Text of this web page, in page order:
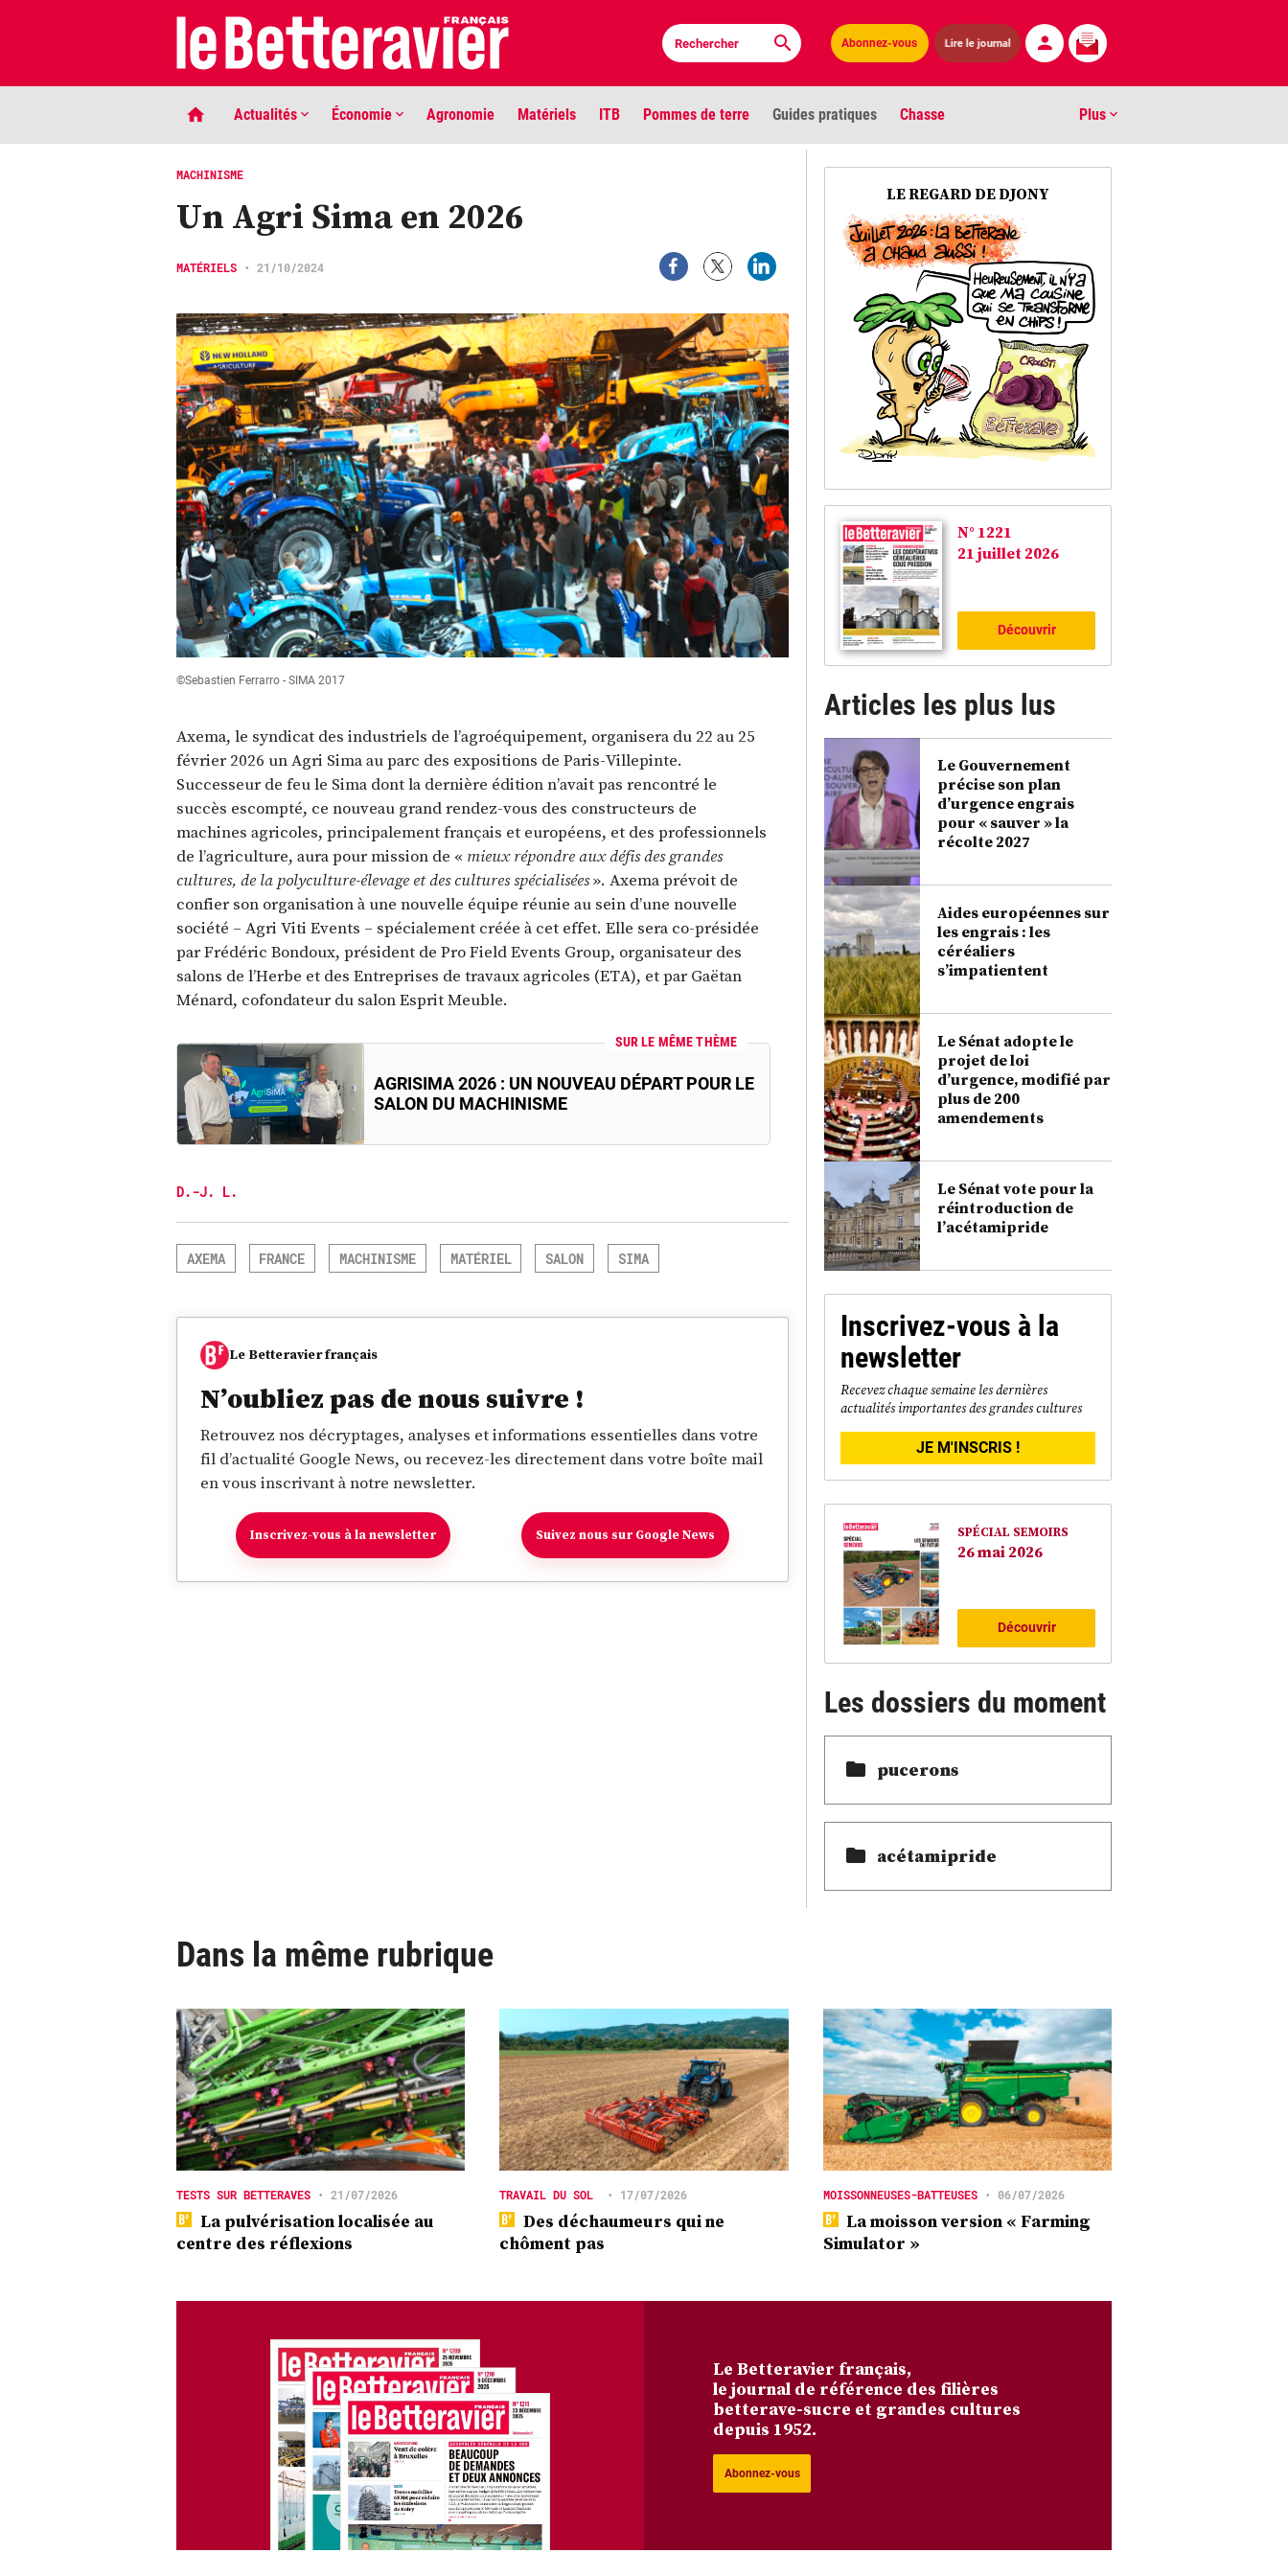
Abonnez-vous Lire le journal
Actualités Économie Agronomie Matériels ITB Pommes de terre Guides pratiques Chasse Plus
LIGNE DE MIRE
Phaco quand tu nous tiens …
LIGNE DE MIRE
Les louvetiers devant le Parlement
PLUS
Anciens numéros
Biocarburants
Environnement
Vidéos
Contact
MACHINISME
Un Agri Sima en 2026
MATÉRIELS • 21/10/2024
©Sebastien Ferrarro - SIMA 2017
Axema, le syndicat des industriels de l’agroéquipement, organisera du 22 au 25
février 2026 un Agri Sima au parc des expositions de Paris-Villepinte.
Successeur de feu le Sima dont la dernière édition n’avait pas rencontré le
succès escompté, ce nouveau grand rendez-vous des constructeurs de
machines agricoles, principalement français et européens, et des professionnels
de l’agriculture, aura pour mission de « mieux répondre aux défis des grandes
cultures, de la polyculture-élevage et des cultures spécialisées». Axema prévoit de
confier son organisation à une nouvelle équipe réunie au sein d’une nouvelle
société – Agri Viti Events – spécialement créée à cet effet. Elle sera co-présidée
par Frédéric Bondoux, président de Pro Field Events Group, organisateur des
salons de l’Herbe et des Entreprises de travaux agricoles (ETA), et par Gaëtan
Ménard, cofondateur du salon Esprit Meuble.
SUR LE MÊME THÈME
AGRISIMA 2026 : UN NOUVEAU DÉPART POUR LE
SALON DU MACHINISME
D.-J. L.
AXEMA FRANCE MACHINISME MATÉRIEL SALON SIMA
Le Betteravier français
N’oubliez pas de nous suivre !
Retrouvez nos décryptages, analyses et informations essentielles dans votre
fil d’actualité Google News, ou recevez-les directement dans votre boîte mail
en vous inscrivant à notre newsletter.
Inscrivez-vous à la newsletter Suivez nous sur Google News
LE REGARD DE DJONY
N° 1221
21 juillet 2026
Découvrir
Articles les plus lus
Le Gouvernement
précise son plan
d’urgence engrais
pour « sauver » la
récolte 2027
Aides européennes sur
les engrais : les
céréaliers
s’impatientent
Le Sénat adopte le
projet de loi
d’urgence, modifié par
plus de 200
amendements
Le Sénat vote pour la
réintroduction de
l’acétamipride
Inscrivez-vous à la
newsletter
Recevez chaque semaine les dernières
actualités importantes des grandes cultures
JE M'INSCRIS !
SPÉCIAL SEMOIRS
26 mai 2026
Découvrir
Les dossiers du moment
pucerons
acétamipride
Dans la même rubrique
TESTS SUR BETTERAVES • 21/07/2026
La pulvérisation localisée au
centre des réflexions
TRAVAIL DU SOL • 17/07/2026
Des déchaumeurs qui ne
chôment pas
MOISSONNEUSES-BATTEUSES • 06/07/2026
La moisson version « Farming
Simulator »
Le Betteravier français,
le journal de référence des filières
betterave-sucre et grandes cultures
depuis 1952.
Abonnez-vous